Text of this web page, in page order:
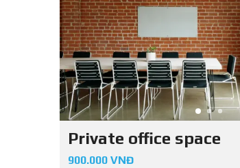
T
P
H
Á
P
L
Ý
Private office space
900.000 VNĐ